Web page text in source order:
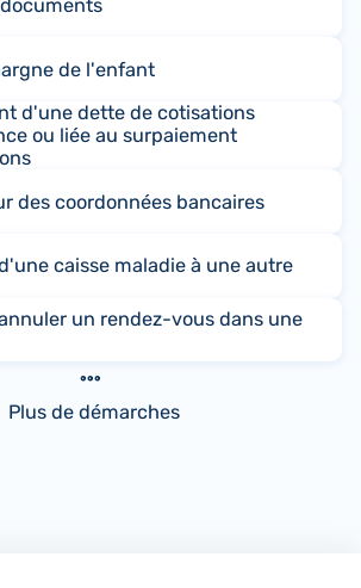
de l'enfant
d'une dette de cotisations
ou liée au surpaiement
des coordonnées bancaires
caisse maladie à une autre
un rendez-vous dans une
Plus de démarches